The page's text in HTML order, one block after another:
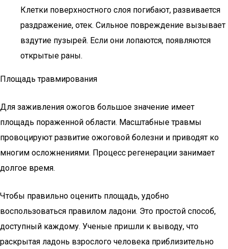
Клетки поверхностного слоя погибают, развивается
раздражение, отек. Сильное повреждение вызывает
вздутие пузырей. Если они лопаются, появляются
открытые раны.
Площадь травмирования
Для заживления ожогов большое значение имеет
площадь пораженной области. Масштабные травмы
провоцируют развитие ожоговой болезни и приводят ко
многим осложнениями. Процесс регенерации занимает
долгое время.
Чтобы правильно оценить площадь, удобно
воспользоваться правилом ладони. Это простой способ,
доступный каждому. Ученые пришли к выводу, что
раскрытая ладонь взрослого человека приблизительно